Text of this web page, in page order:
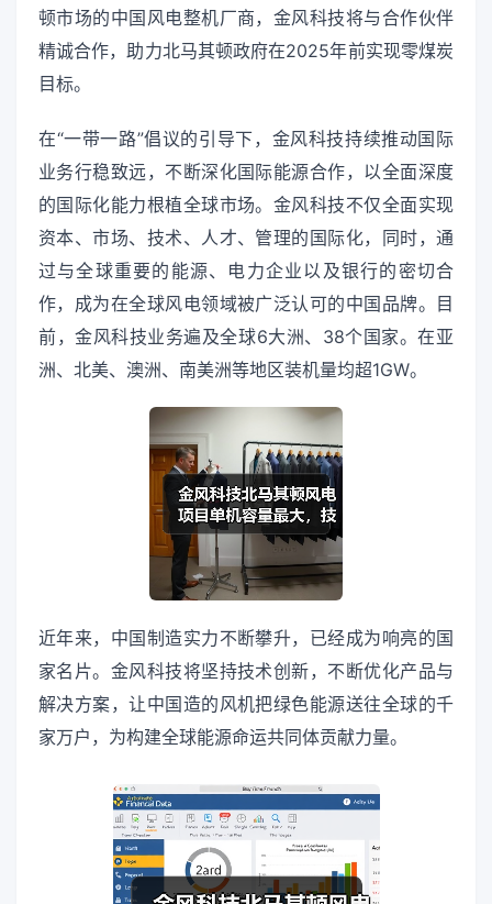
顿市场的中国风电整机厂商，金风科技将与合作伙伴
精诚合作，助力北马其顿政府在2025年前实现零煤炭
目标。
在“一带一路”倡议的引导下，金风科技持续推动国际
业务行稳致远，不断深化国际能源合作，以全面深度
的国际化能力根植全球市场。金风科技不仅全面实现
资本、市场、技术、人才、管理的国际化，同时，通
过与全球重要的能源、电力企业以及银行的密切合
作，成为在全球风电领域被广泛认可的中国品牌。目
前，金风科技业务遍及全球6大洲、38个国家。在亚
洲、北美、澳洲、南美洲等地区装机量均超1GW。
近年来，中国制造实力不断攀升，已经成为响亮的国
家名片。金风科技将坚持技术创新，不断优化产品与
解决方案，让中国造的风机把绿色能源送往全球的千
家万户，为构建全球能源命运共同体贡献力量。